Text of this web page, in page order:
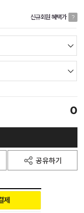
신규회원 혜택가 ?
0
공유하기